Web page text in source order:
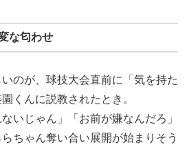
な匂わせ
のが、球技大会直前に「気を持た
くんに説教されたとき。
いじゃん」「お前が嫌なんだろ」
ちゃん奪い合い展開が始まりそう